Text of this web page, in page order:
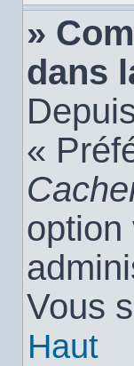
»
dans
«
option
Vous
Haut